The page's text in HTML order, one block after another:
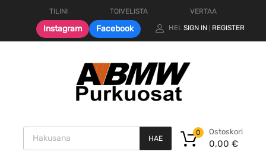
TILINI TOIVELISTA VERTAA
Instagram Facebook HEI. SIGN IN REGISTER
Products search
HAE
Ostoskori
0,00 €
0